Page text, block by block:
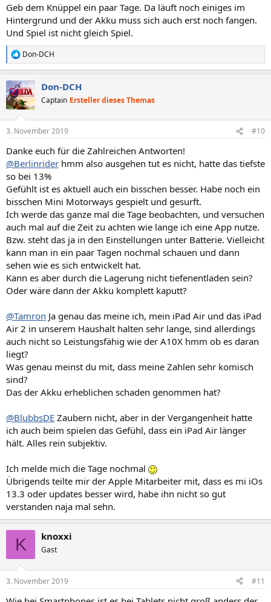
:
Geb dem Knüppel ein paar Tage. Da läuft noch einiges im
Hintergrund und der Akku muss sich auch erst noch fangen.
Und Spiel ist nicht gleich Spiel.
R
e
k
t
i
e
:
Don-DCH
Don-DCH
Captain Ersteller dieses Themas
3. November 2019 #10
Danke euch für die Zahlreichen Antworten!
@Berlinrider hmm also ausgehen tut es nicht, hatte das tiefste
so bei 13%
Gefühlt ist es aktuell auch ein bisschen besser. Habe noch ein
bisschen Mini Motorways gespielt und gesurft.
Ich werde das ganze mal die Tage beobachten, und versuchen
auch mal auf die Zeit zu achten wie lange ich eine App nutze.
Bzw. steht das ja in den Einstellungen unter Batterie. Vielleicht
kann man in ein paar Tagen nochmal schauen und dann
sehen wie es sich entwickelt hat.
Kann es aber durch die Lagerung nicht tiefenentladen sein?
Oder wäre dann der Akku komplett kaputt?
@Tamron Ja genau das meine ich, mein iPad Air und das iPad
Air 2 in unserem Haushalt halten sehr lange, sind allerdings
auch nicht so Leistungsfähig wie der A10X hmm ob es daran
liegt?
Was genau meinst du mit, dass meine Zahlen sehr komisch
sind?
Das der Akku erheblichen schaden genommen hat?
@BlubbsDE Zaubern nicht, aber in der Vergangenheit hatte
ich auch beim spielen das Gefühl, dass ein iPad Air länger
hält. Alles rein subjektiv.
Ich melde mich die Tage nochmal
Übrigends teilte mir der Apple Mitarbeiter mit, dass es mi iOs
13.3 oder updates besser wird, habe ihn nicht so gut
verstanden naja mal sehn.
K knoxxi
Gast
3. November 2019 #11